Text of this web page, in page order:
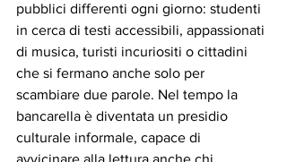
pubblici differenti ogni giorno: studenti
in cerca di testi accessibili, appassionati
di musica, turisti incuriositi o cittadini
che si fermano anche solo per
scambiare due parole. Nel tempo la
bancarella è diventata un presidio
culturale informale, capace di
avvicinare alla lettura anche chi